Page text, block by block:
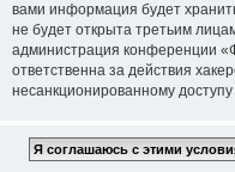
вами информация будет
не будет открыта третьим
администрация конференции
ответственна за действия
несанкционированному доступу